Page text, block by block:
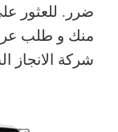
ضرر. للعثور
منك و طلب
شركة الانجاز